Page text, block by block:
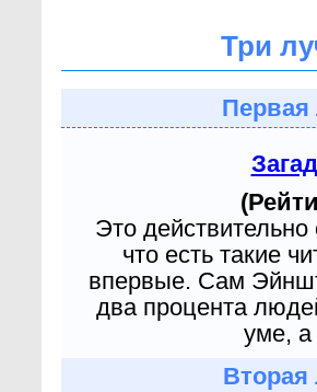
Три
Первая
Это
что есть такие
впервые. Сам
два процента
уме, а
Вторая